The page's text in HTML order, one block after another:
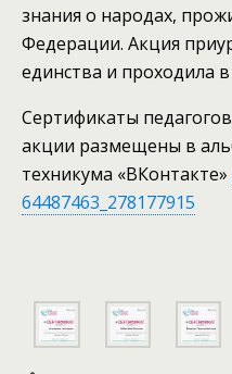
знания о народах,
Федерации. Акция
единства и проходила
Сертификаты
акции размещены в
техникума «ВКонтакте»
64487463_278177915